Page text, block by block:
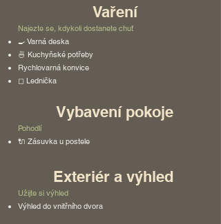
Vaření
Najezte se, kdykoli dostanete chuť
🍳 Varná deska
🍜 Kuchyňské potřeby
Rychlovarná konvice
◻ Lednička
Vybavení pokoje
Pohodlí
🔌 Zásuvka u postele
Exteriér a výhled
Užijte si výhled
Výhled do vnitřního dvora